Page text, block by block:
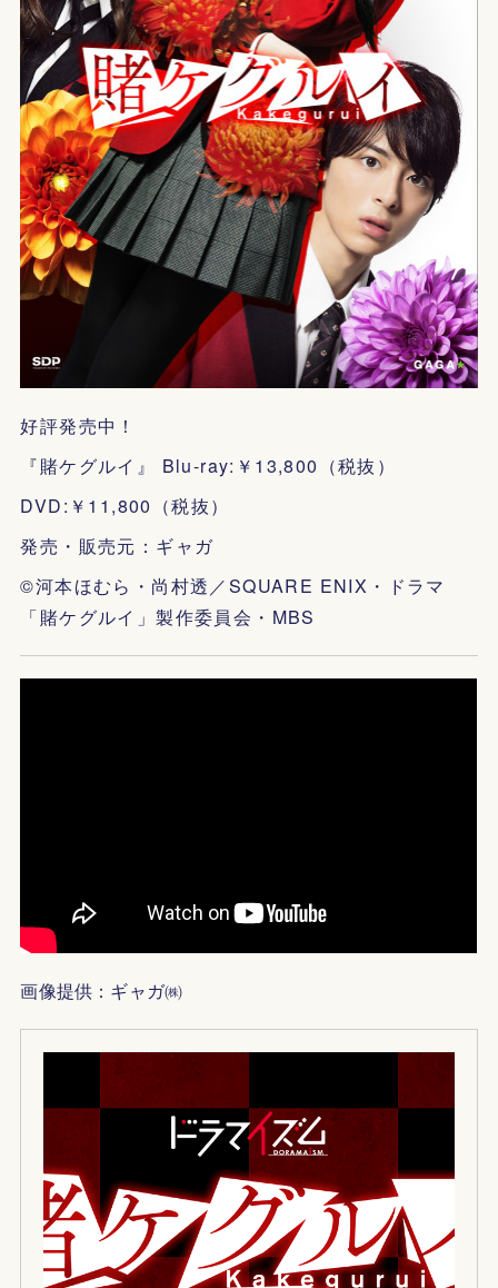
好評発売中！
『賭ケグルイ』 Blu-ray:￥13,800（税抜）
DVD:￥11,800（税抜）
発売・販売元：ギャガ
©河本ほむら・尚村透／SQUARE ENIX・ドラマ
「賭ケグルイ」製作委員会・MBS
画像提供：ギャガ㈱